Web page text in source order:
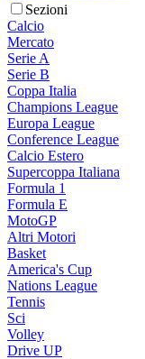
Sezioni
Calcio
Mercato
Serie A
Serie B
Coppa Italia
Champions League
Europa League
Conference League
Calcio Estero
Supercoppa Italiana
Formula 1
Formula E
MotoGP
Altri Motori
Basket
America's Cup
Nations League
Tennis
Sci
Volley
Drive UP